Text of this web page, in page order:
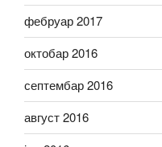
фебруар 2017
октобар 2016
септембар 2016
август 2016